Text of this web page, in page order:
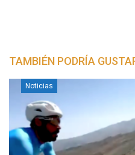
TAMBIÉN PODRÍA
Noticias